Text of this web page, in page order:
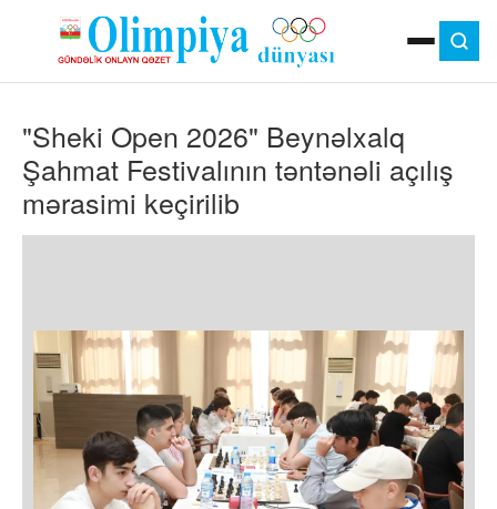
MOK
OLIMPIYA OYUNLARI
ÇAP VERSIYASI
TV
VIDEO
DIGƏR
"Sheki Open 2026" Beynəlxalq
Şahmat Festivalının təntənəli açılış
mərasimi keçirilib